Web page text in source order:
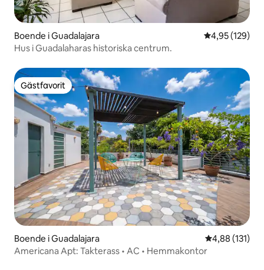
Boende i Guadalajara 4,95 av 5 i
4,95 (129)
Hus i Guadalaharas historiska centrum.
Gästfavorit
Gästfavorit
Boende i Guadalajara 4,88 av 5 i
4,88 (131)
Americana Apt: Takterass • AC • Hemmakontor